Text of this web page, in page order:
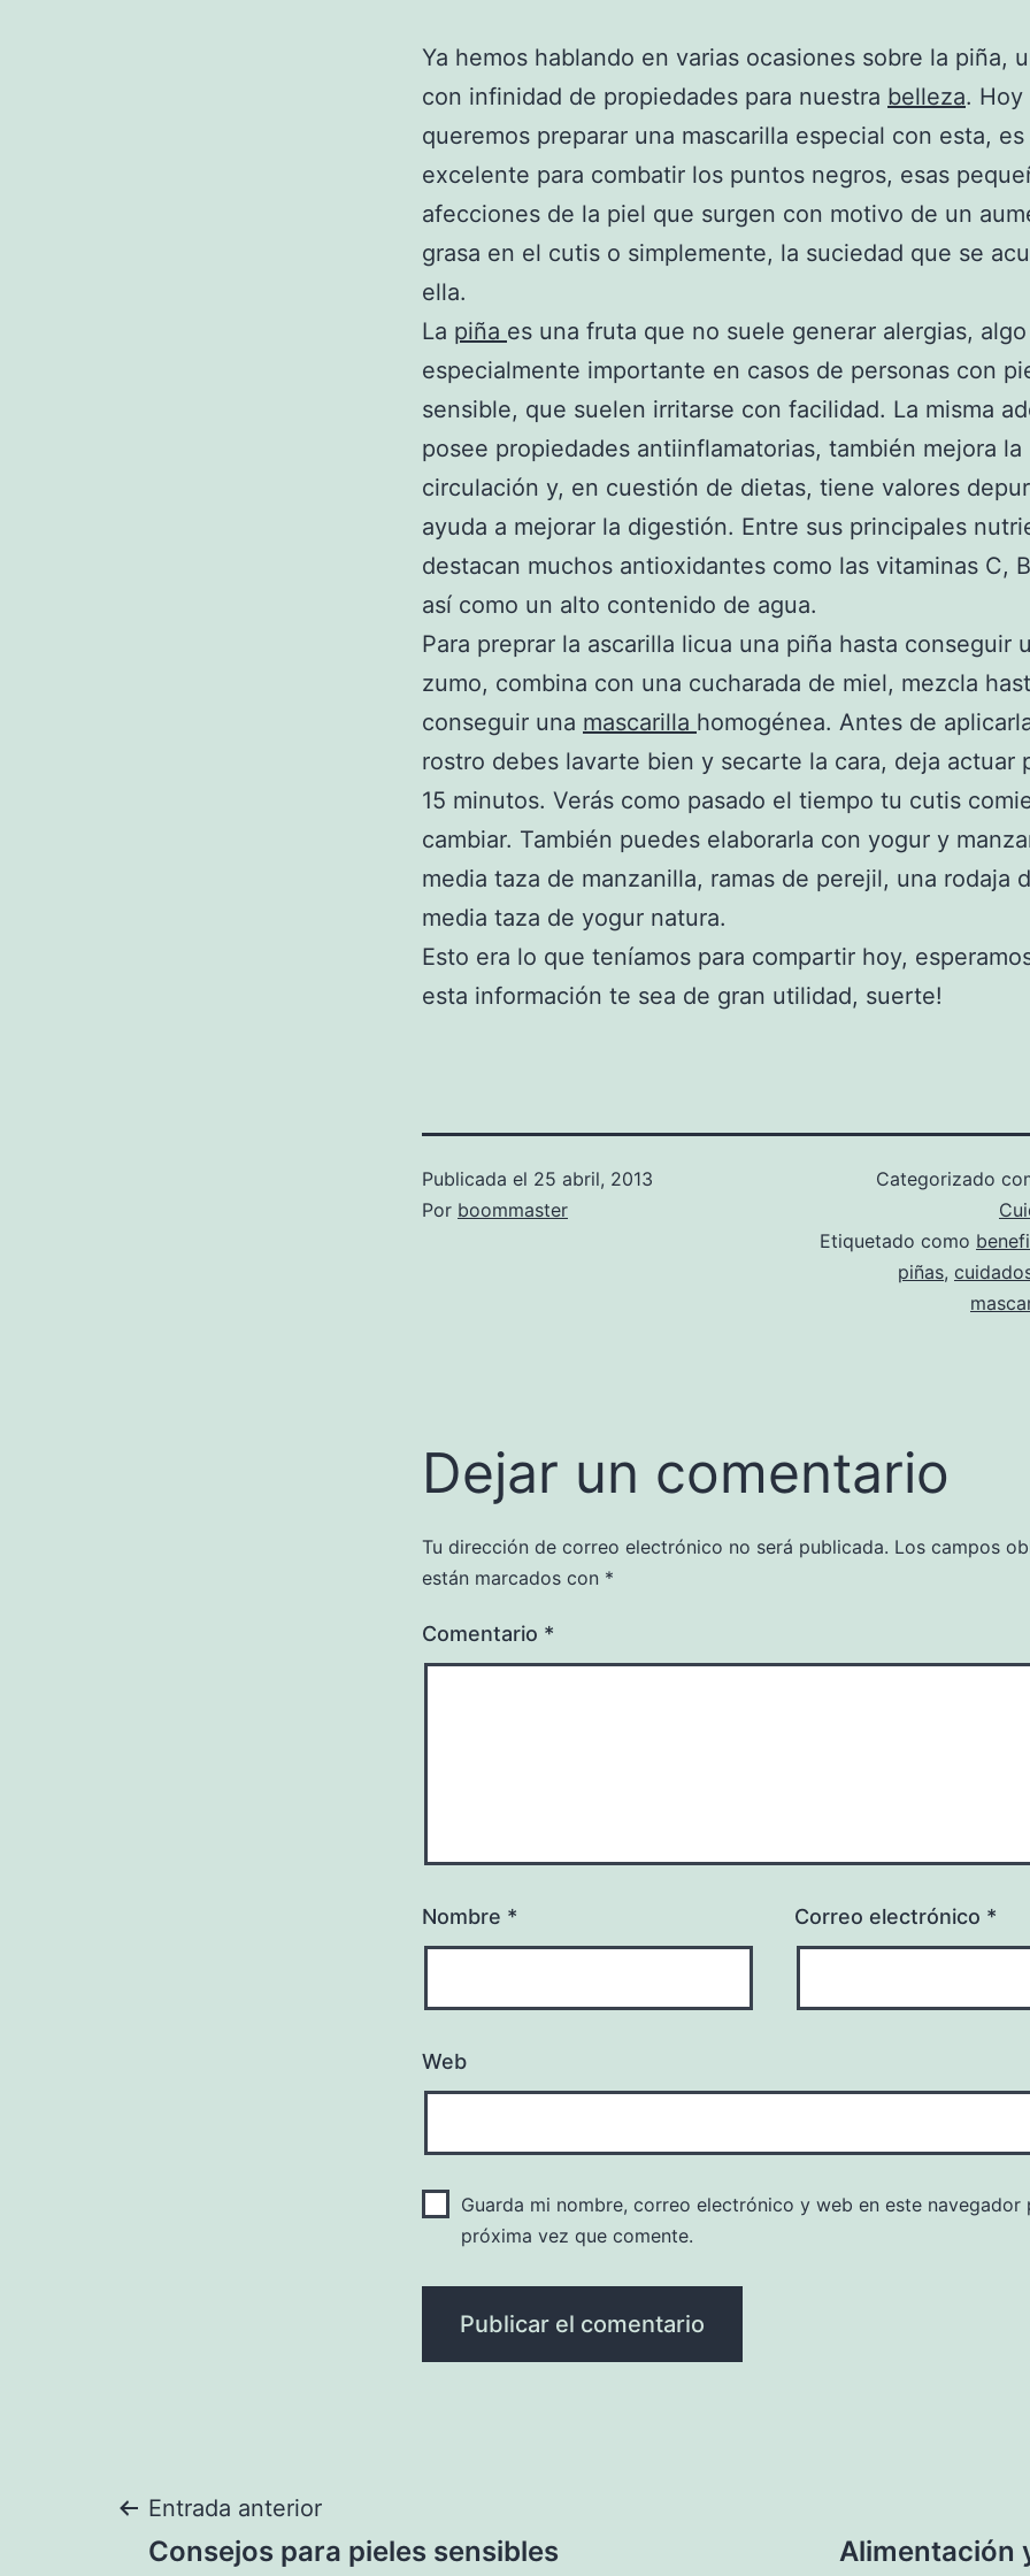
Ya hemos hablando en varias ocasiones sobre la piña,
con infinidad de propiedades para nuestra belleza. Hoy
queremos preparar una mascarilla especial con esta, es
excelente para combatir los puntos negros, esas
afecciones de la piel que surgen con motivo de un
grasa en el cutis o simplemente, la suciedad que se
ella.
La piña es una fruta que no suele generar alergias, algo
especialmente importante en casos de personas con
sensible, que suelen irritarse con facilidad. La misma
posee propiedades antiinflamatorias, también mejora la
circulación y, en cuestión de dietas, tiene valores
ayuda a mejorar la digestión. Entre sus principales
destacan muchos antioxidantes como las vitaminas C,
así como un alto contenido de agua.
Para preprar la ascarilla licua una piña hasta conseguir
zumo, combina con una cucharada de miel, mezcla
conseguir una mascarilla homogénea. Antes de
rostro debes lavarte bien y secarte la cara, deja actuar
15 minutos. Verás como pasado el tiempo tu cutis
cambiar. También puedes elaborarla con yogur y
media taza de manzanilla, ramas de perejil, una rodaja
media taza de yogur natura.
Esto era lo que teníamos para compartir hoy,
esta información te sea de gran utilidad, suerte!
Publicada el 25 abril, 2013
Por boommaster
Categorizado
Etiquetado como
piñas,
Dejar un comentario
Tu dirección de correo electrónico no será publicada. Los campos
están marcados con *
Comentario *
Nombre * Correo electrónico *
Web
Guarda mi nombre, correo electrónico y web en este navegador
próxima vez que comente.
Navegación
Entrada anterior
Consejos para pieles sensibles
Alimentación